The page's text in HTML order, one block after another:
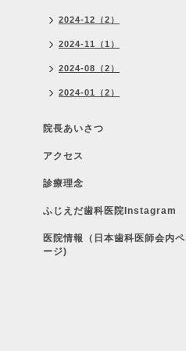
2024-12（2）
2024-11（1）
2024-08（2）
2024-01（2）
院長あいさつ
アクセス
診療理念
ふじえだ歯科医院Instagram
医院情報（日本歯科医師会内ペ
ージ)